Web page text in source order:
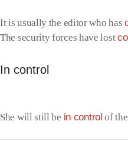
It is usually the editor who has
The security forces have lost
In control
She will still be in control of